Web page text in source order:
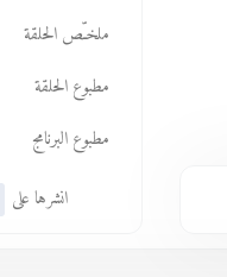
ملخـّص الحلقة
مطبوع الحلقة
مطبوع البرنامج
انشرها على